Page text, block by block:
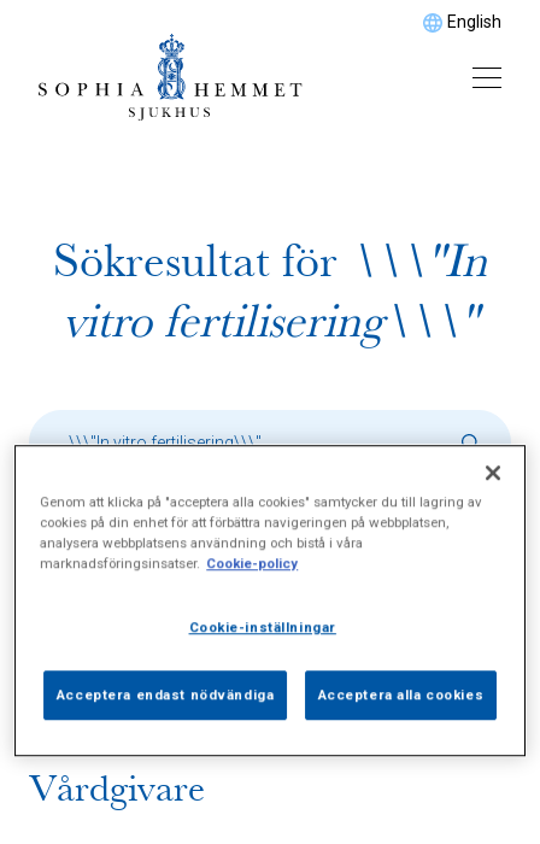
English
Sökresultat för \\\"In
vitro fertilisering\\\"
Vårdgivare
Genom att klicka på "acceptera alla cookies" samtycker du till lagring av
cookies på din enhet för att förbättra navigeringen på webbplatsen,
analysera webbplatsens användning och bistå i våra
marknadsföringsinsatser. Cookie-policy
Cookie-inställningar
Acceptera endast nödvändiga Acceptera alla cookies